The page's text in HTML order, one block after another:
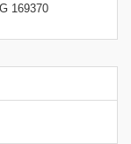
169370